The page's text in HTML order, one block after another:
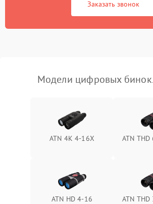
1500 ₽
Заказать звонок
Модели цифровых
ATN 4K 4-16X ATN
ATN HD 4-16 ATN